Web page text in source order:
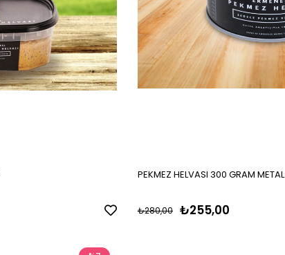
PEKMEZ HELVASI 300 GRAM METAL
₺255,00
₺280,00